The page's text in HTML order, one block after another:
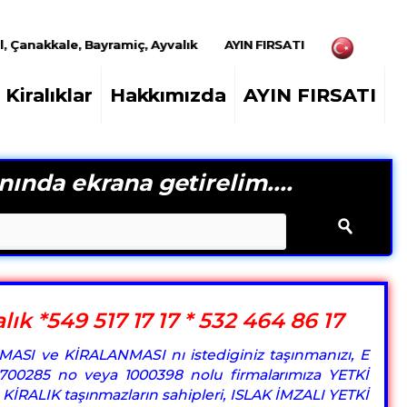
Çanakkale, Bayramiç, Ayvalık AYIN FIRSATI
Kiralıklar Hakkımızda AYIN FIRSATI
ekrana getirelim....
*549 517 17 17 * 532 464 86 17
ve KİRALANMASI nı istediginiz taşınmanızı, E
no veya 1000398 nolu firmalarımıza YETKİ
taşınmazların sahipleri, ISLAK İMZALI YETKİ